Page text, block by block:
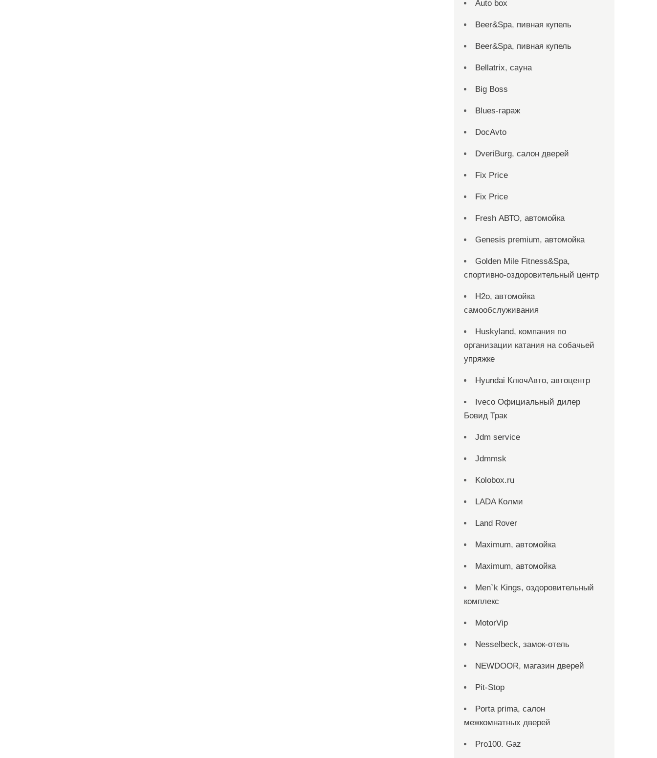
Auto box
Beer&Spa, пивная купель
Beer&Spa, пивная купель
Bellatrix, сауна
Big Boss
Blues-гараж
DocAvto
DveriBurg, салон дверей
Fix Price
Fix Price
Fresh АВТО, автомойка
Genesis premium, автомойка
Golden Mile Fitness&Spa,
спортивно-оздоровительный центр
H2o, автомойка
самообслуживания
Huskyland, компания по
организации катания на собачьей
упряжке
Hyundai КлючАвто, автоцентр
Iveco Официальный дилер
Бовид Трак
Jdm service
Jdmmsk
Kolobox.ru
LADA Колми
Land Rover
Maximum, автомойка
Maximum, автомойка
Men`k Kings, оздоровительный
комплекс
MotorVip
Nesselbeck, замок-отель
NEWDOOR, магазин дверей
Pit-Stop
Porta prima, салон
межкомнатных дверей
Pro100. Gaz